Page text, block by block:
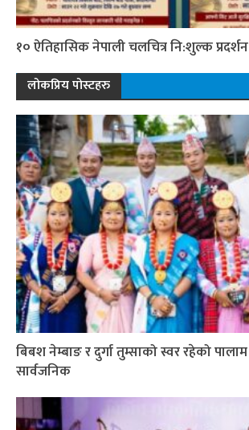
१० ऐतिहासिक नेपाली चलचित्र नि:शुल्क
लोकप्रिय पोस्टहरु
बिबश नेम्बाङ र दुर्गा तुम्साको स्वर रहेको पालाम
सार्वजनिक